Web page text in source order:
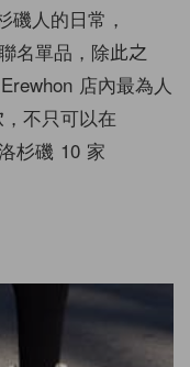
磯人的日常，
名單品，除此之
店內最為人
不只可以在
杉磯 10 家